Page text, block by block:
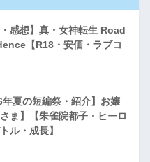
・感想】真・女神転生 Road
【R18・安価・ラブコ
年夏の短編祭・紹介】お嬢
ま】【朱雀院都子・ヒーロ
ル・成長】